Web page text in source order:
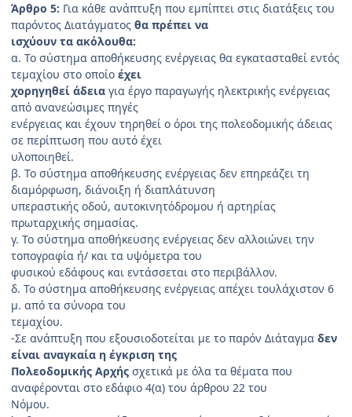
Άρθρο 5: Για κάθε ανάπτυξη που εμπίπτει στις διατάξεις του
παρόντος Διατάγματος θα πρέπει να
ισχύουν τα ακόλουθα:
α. Το σύστημα αποθήκευσης ενέργειας θα εγκατασταθεί εντός
τεμαχίου στο οποίο έχει
χορηγηθεί άδεια για έργο παραγωγής ηλεκτρικής ενέργειας
από ανανεώσιμες πηγές
ενέργειας και έχουν τηρηθεί ο όροι της πολεοδομικής άδειας
σε περίπτωση που αυτό έχει
υλοποιηθεί.
β. Το σύστημα αποθήκευσης ενέργειας δεν επηρεάζει τη
διαμόρφωση, διάνοιξη ή διαπλάτυνση
υπεραστικής οδού, αυτοκινητόδρομου ή αρτηρίας
πρωταρχικής σημασίας.
γ. Το σύστημα αποθήκευσης ενέργειας δεν αλλοιώνει την
τοπογραφία ή/ και τα υψόμετρα του
φυσικού εδάφους και εντάσσεται στο περιβάλλον.
δ. Το σύστημα αποθήκευσης ενέργειας απέχει τουλάχιστον 6
μ. από τα σύνορα του
τεμαχίου.
-Σε ανάπτυξη που εξουσιοδοτείται με το παρόν Διάταγμα δεν
είναι αναγκαία η έγκριση της
Πολεοδομικής Αρχής σχετικά με όλα τα θέματα που
αναφέρονται στο εδάφιο 4(α) του άρθρου 22 του
Νόμου.